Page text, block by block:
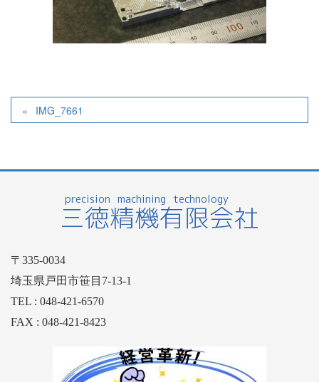
IMG_7661
〒335-0034
埼玉県戸田市笹目7-13-1
TEL : 048-421-6570
FAX : 048-421-8423